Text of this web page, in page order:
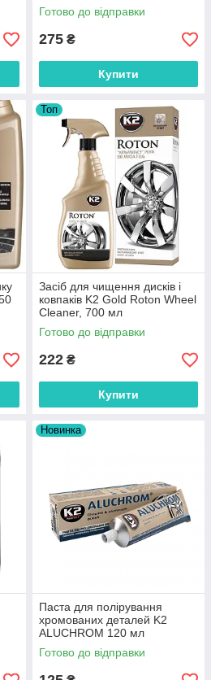
Готово до відправки
275 ₴
Купити
Топ
Засіб для чищення дисків і
ковпаків K2 Gold Roton Wheel
Cleaner, 700 мл
Готово до відправки
222 ₴
Купити
Новинка
Паста для полірування
хромованих деталей K2
ALUCHROM 120 мл
Готово до відправки